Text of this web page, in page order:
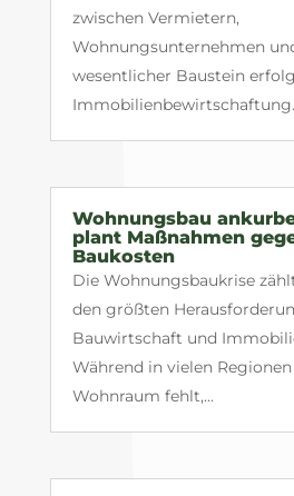
zwischen Vermietern,
Wohnungsunternehmen
wesentlicher Baustein
Immobilienbewirtschaftung.
Wohnungsbau
plant Maßnahmen
Baukosten
Die Wohnungsbaukrise
den größten
Bauwirtschaft und
Während in vielen
Wohnraum fehlt,...